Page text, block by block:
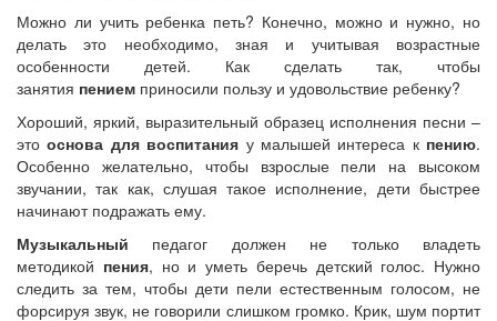
Можно ли учить ребенка петь? Конечно, можно и нужно, но
делать это необходимо, зная и учитывая возрастные
особенности детей. Как сделать так, чтобы
занятия пением приносили пользу и удовольствие ребенку?
Хороший, яркий, выразительный образец исполнения песни –
этооснова для воспитания у малышей интереса к пению.
Особенно желательно, чтобы взрослые пели на высоком
звучании, так как, слушая такое исполнение, дети быстрее
начинают подражать ему.
Музыкальный педагог должен не только владеть
методикой пения, но и уметь беречь детский голос. Нужно
следить за тем, чтобы дети пели естественным голосом, не
форсируя звук, не говорили слишком громко. Крик, шум портит